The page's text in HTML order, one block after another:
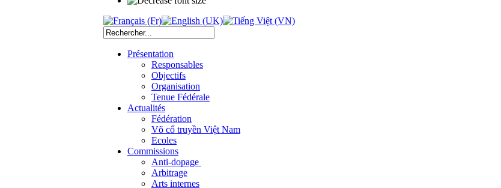
Présentation
Responsables
Objectifs
Organisation
Tenue Fédérale
Actualités
Fédération
Võ cổ truyền Việt Nam
Ecoles
Commissions
Anti-dopage
Arbitrage